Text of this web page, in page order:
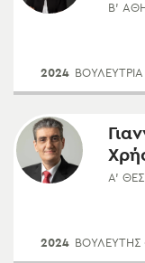
Β'
2024 ΒΟΥΛΕΥΤΡΙΑ
Α'
2024 ΒΟΥΛΕΥΤΗΣ